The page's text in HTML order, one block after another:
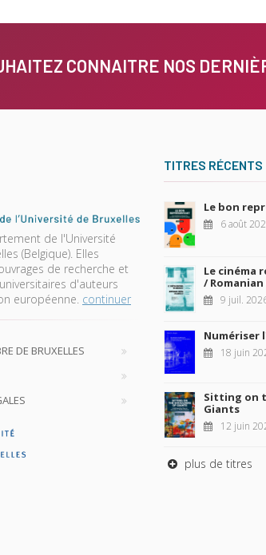
CONNAITRE NOS
de l'Université
(Belgique). Elles
de recherche et
d'auteurs
européenne. continuer
DE BRUXELLES
TITRES RÉCENTS
Le bon
6 août
Le cinéma
/
9 juil.
Numériser
18 juin
Sitting on
Giants
12 juin
plus de titres